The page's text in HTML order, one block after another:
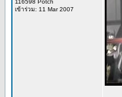
116598 Potch
เข้าร่วม: 11 Mar 2007